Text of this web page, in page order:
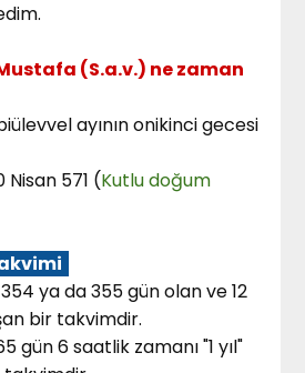
(S.a.v.) ne zaman
ayının onikinci gecesi
Nisan 571 (Kutlu doğum
354 ya da 355 gün olan ve 12
bir takvimdir.
gün 6 saatlik zamanı "1 yıl"